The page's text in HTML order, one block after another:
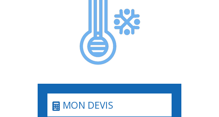
MON DEVIS